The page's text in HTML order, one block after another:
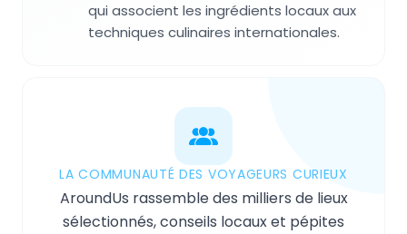
qui associent les ingrédients locaux aux
techniques culinaires internationales.
LA COMMUNAUTÉ DES VOYAGEURS CURIEUX
AroundUs rassemble des milliers de lieux
sélectionnés, conseils locaux et pépites